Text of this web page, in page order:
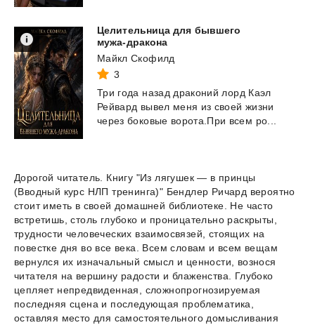
Целительница для бывшего
мужа-дракона
Майкл Скофилд
3
Три года назад драконий лорд Каэл
Рейвард вывел меня из своей жизни
через боковые ворота.При всем ро...
Дорогой читатель. Книгу "Из лягушек — в принцы
(Вводный курс НЛП тренинга)" Бендлер Ричард вероятно
стоит иметь в своей домашней библиотеке. Не часто
встретишь, столь глубоко и проницательно раскрыты,
трудности человеческих взаимосвязей, стоящих на
повестке дня во все века. Всем словам и всем вещам
вернулся их изначальный смысл и ценности, вознося
читателя на вершину радости и блаженства. Глубоко
цепляет непредвиденная, сложнопрогнозируемая
последняя сцена и последующая проблематика,
оставляя место для самостоятельного домысливания